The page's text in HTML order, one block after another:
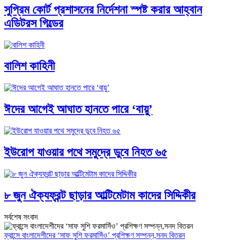
সুপ্রিম কোর্ট প্রশাসনের নির্দেশনা স্পষ্ট করার আহ্বান
এডিটরস গিল্ডের
বালিশ কাহিনী
ঈদের আগেই আঘাত হানতে পারে ‘বায়ু’
ইউরোপ যাওয়ার পথে সমুদ্রে ডুবে নিহত ৬৫
৮ জুন ঐক্যফ্রন্ট ছাড়ার আল্টিমেটাম কাদের সিদ্দিকীর
সর্বশেষ সংবাদ
ফ্রান্সে বাংলাদেশীদের ‘সাফ সুশি ফরমাসিঁও’ প্রশিক্ষণ সম্পন্ন,সনদ বিতরন